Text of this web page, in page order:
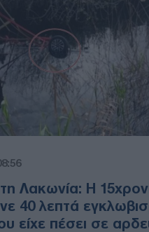
Λακωνία: Η
40 λεπτά
είχε πέσει σε